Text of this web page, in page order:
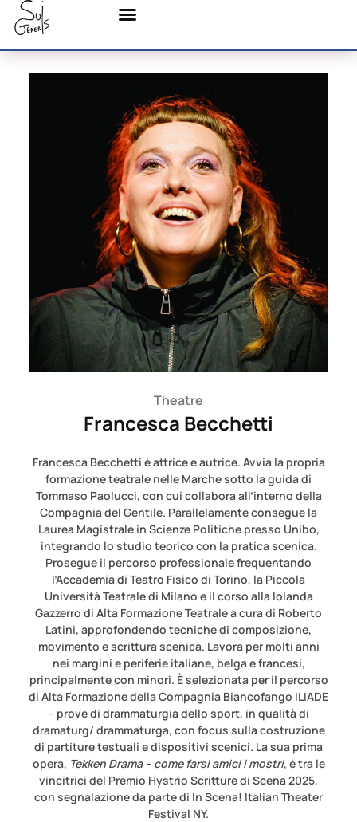
Theatre
Francesca Becchetti
Francesca Becchetti è attrice e autrice. Avvia la propria
formazione teatrale nelle Marche sotto la guida di
Tommaso Paolucci, con cui collabora all’interno della
Compagnia del Gentile. Parallelamente consegue la
Laurea Magistrale in Scienze Politiche presso Unibo,
integrando lo studio teorico con la pratica scenica.
Prosegue il percorso professionale frequentando
l’Accademia di Teatro Fisico di Torino, la Piccola
Università Teatrale di Milano e il corso alla Iolanda
Gazzerro di Alta Formazione Teatrale a cura di Roberto
Latini, approfondendo tecniche di composizione,
movimento e scrittura scenica. Lavora per molti anni
nei margini e periferie italiane, belga e francesi,
principalmente con minori. È selezionata per il percorso
di Alta Formazione della Compagnia Biancofango ILIADE
– prove di drammaturgia dello sport, in qualità di
dramaturg/ drammaturga, con focus sulla costruzione
di partiture testuali e dispositivi scenici. La sua prima
opera, Tekken Drama – come farsi amici i mostri, è tra le
vincitrici del Premio Hystrio Scritture di Scena 2025,
con segnalazione da parte di In Scena! Italian Theater
Festival NY.